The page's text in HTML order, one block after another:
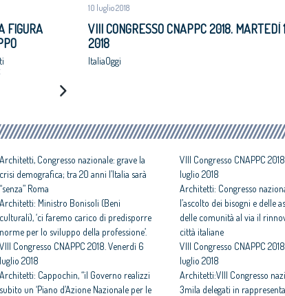
FIGURA
10 luglio 2018
VIII CONGRESSO CNAPPC 2018. MARTEDÌ
2018
ItaliaOggi
Architetti, Congresso nazionale: grave la
crisi demografica; tra 20 anni l’Italia sarà
“senza” Roma
Architetti: Ministro Bonisoli (Beni
culturali), ‘ci faremo carico di predisporre
norme per lo sviluppo della professione’.
VIII Congresso CNAPPC 2018. Venerdì 6
luglio 2018
Architetti: Cappochin, “il Governo realizzi
subito un ‘Piano d’Azione Nazionale per le
VIII Congresso CNAPPC
luglio 2018
Architetti: Congresso
l’ascolto dei bisogni e delle
delle comunità al via il
città italiane
VIII Congresso CNAPPC
luglio 2018
Architetti:VIII Congresso
3mila delegati in